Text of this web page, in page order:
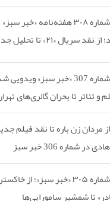
شماره ۳۰۸ هفته‌نامه «خبر
شد؛ از نقد سریال «۲۱»
شماره 307 «خبر سبز»
و تئاتر تا بحران گالری‌های
از مردان زن باره تا نقد فیلم
در شماره 306 خبر سبز
شماره ۳۰۵ «خبر سبز»؛ از
تا شمشیر سامورایی‌ها